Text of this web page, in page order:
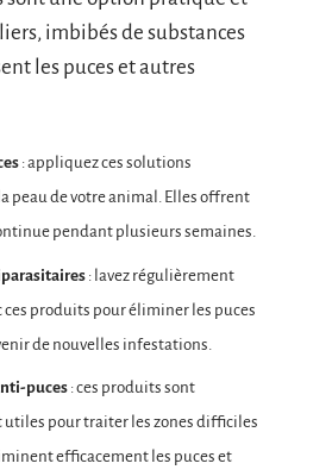
imbibés de substances
les puces et autres
: appliquez ces solutions
peau de votre animal. Elles offrent
pendant plusieurs semaines.
: lavez régulièrement
ces produits pour éliminer les puces
de nouvelles infestations.
puces : ces produits sont
pour traiter les zones difficiles
efficacement les puces et